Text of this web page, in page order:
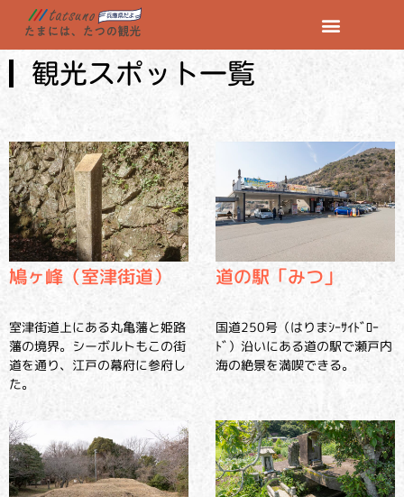
観光スポット一覧
鳩ヶ峰（室津街道）
室津街道上にある丸亀藩と姫路
藩の境界。シーボルトもこの街
道を通り、江戸の幕府に参府し
た。
道の駅「みつ」
国道250号（はりまｼｰｻｲﾄﾞﾛｰ
ﾄﾞ）沿いにある道の駅で瀬戸内
海の絶景を満喫できる。